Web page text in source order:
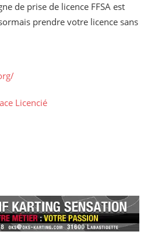
de prise de licence FFSA est
prendre votre licence sans
Licencié